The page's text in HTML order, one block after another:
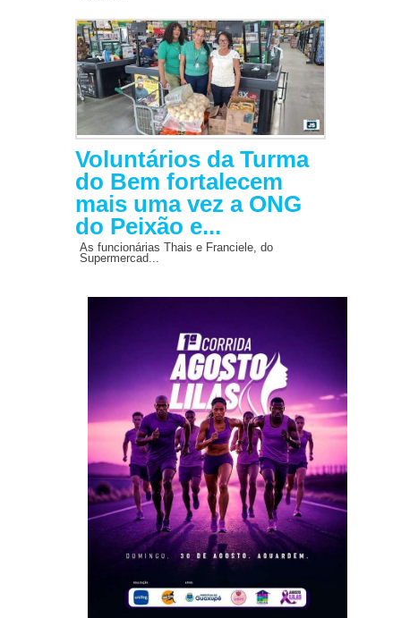
Voluntários da Turma
do Bem fortalecem
mais uma vez a ONG
do Peixão e...
As funcionárias Thais e Franciele, do
Supermercad...